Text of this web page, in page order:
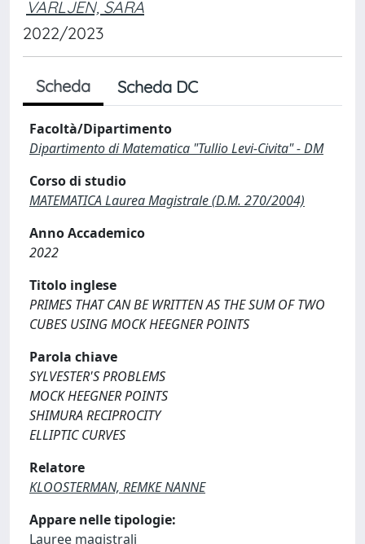
VARLJEN, SARA
2022/2023
Scheda Scheda DC
Facoltà/Dipartimento
Dipartimento di Matematica "Tullio Levi-Civita" - DM
Corso di studio
MATEMATICA Laurea Magistrale (D.M. 270/2004)
Anno Accademico
2022
Titolo inglese
PRIMES THAT CAN BE WRITTEN AS THE SUM OF TWO
CUBES USING MOCK HEEGNER POINTS
Parola chiave
SYLVESTER'S PROBLEMS
MOCK HEEGNER POINTS
SHIMURA RECIPROCITY
ELLIPTIC CURVES
Relatore
KLOOSTERMAN, REMKE NANNE
Appare nelle tipologie:
Lauree magistrali